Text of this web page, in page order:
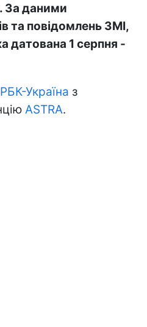
За даними
та повідомлень ЗМІ,
датована 1 серпня -
РБК-Україна з
ASTRA.